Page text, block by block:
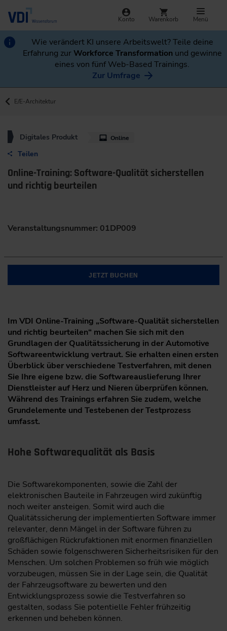
Konto Warenkorb Menü
Wie verändert KI unsere Arbeitswelt? Teile deine
Erfahrung zurWorkforce Transformation und gewinne
eines von fünf Web-Based Trainings.
Zur Umfrage
E/E-Architektur
Digitales Produkt Online
Teilen
Online-Training: Software-Qualität sicherstellen
und richtig beurteilen
Veranstaltungsnummer: 01DP009
JETZT BUCHEN
Im VDI Online-Training „Software-Qualität sicherstellen
und richtig beurteilen“ machen Sie sich mit den
Grundlagen der Qualitätssicherung in der Automotive
Softwareentwicklung vertraut. Sie erhalten einen ersten
Überblick über verschiedene Testverfahren, mit denen
Sie Ihre eigene bzw. die Softwareauslieferung Ihrer
Dienstleister auf Herz und Nieren überprüfen können.
Während des Trainings erfahren Sie zudem, welche
Grundelemente und Testebenen der Testprozess
umfasst.
Hohe Softwarequalität als Basis
Die Softwarekomponenten, sowie die Zahl der
elektronischen Bauteile in Fahrzeugen wird zukünftig
noch weiter ansteigen. Somit wird auch die
Qualitätssicherung der implementierten Software immer
relevanter, denn Mängel in der Software führen zu
großflächigen Rückrufaktionen mit enormen finanziellen
Schäden sowie folgenschweren Sicherheitsrisiken für den
Menschen. Um solchen Problemen so früh wie möglich
vorzubeugen, müssen Sie in der Lage sein, die Qualität
der Fahrzeugsoftware zu bewerten und den
Entwicklungsprozess sowie die Testverfahren so
gestalten, sodass Sie potentielle Fehler frühzeitig
erkennen und beheben können.